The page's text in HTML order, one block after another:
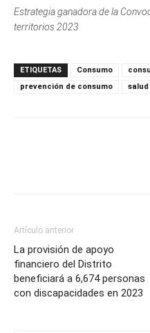
Estrategia ganadora de la
territorios 2023
ETIQUETAS Consumo
prevención de consumo
salud
Artículo anterior
La provisión de apoyo
financiero del Distrito
beneficiará a 6,674 personas
con discapacidades en 2023